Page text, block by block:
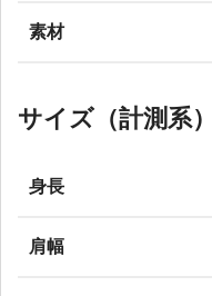
素材
サイズ（計測系）
身長
肩幅